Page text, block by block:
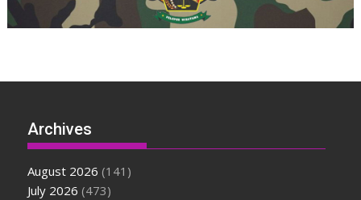
Archives
August 2026 (141)
July 2026 (473)